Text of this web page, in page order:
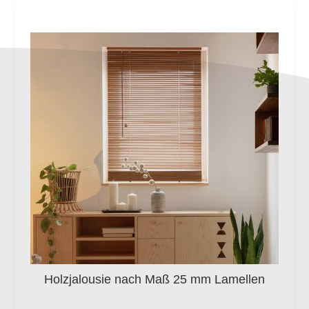
Holzjalousie nach Maß 25 mm Lamellen